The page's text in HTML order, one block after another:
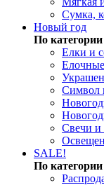
Сумка,
Новый год
По категории
Елки и
Символ
Свечи и
SALE!
По категории